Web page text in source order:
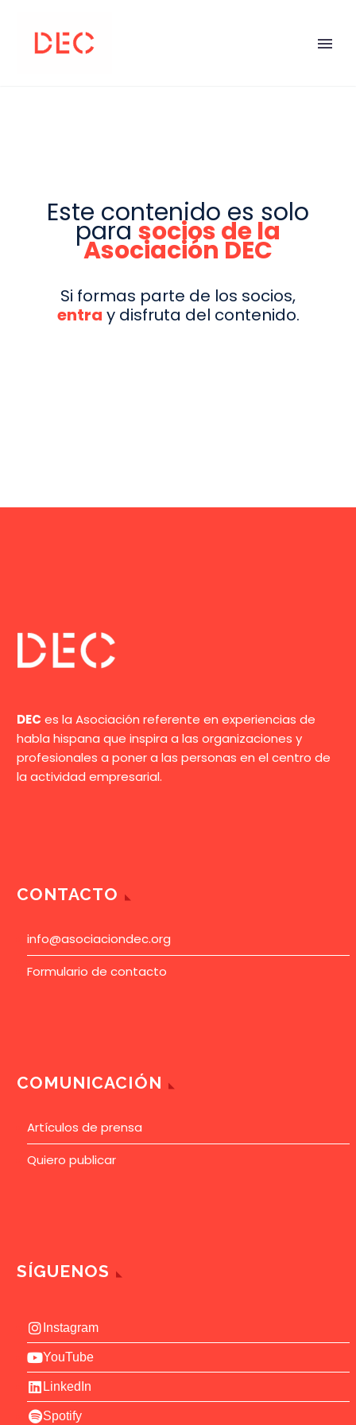
Este contenido es solo
parasocios de la
Asociación DEC
Si formas parte de los socios,
entra y disfruta del contenido.
DEC es la Asociación referente en experiencias de
habla hispana que inspira a las organizaciones y
profesionales a poner a las personas en el centro de
la actividad empresarial.
CONTACTO
info@asociaciondec.org
Formulario de contacto
COMUNICACIÓN
Artículos de prensa
Quiero publicar
SÍGUENOS
Instagram
YouTube
LinkedIn
Spotify